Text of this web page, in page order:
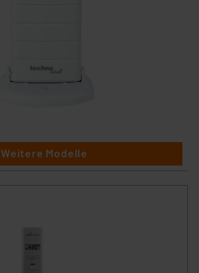
Weitere Modelle